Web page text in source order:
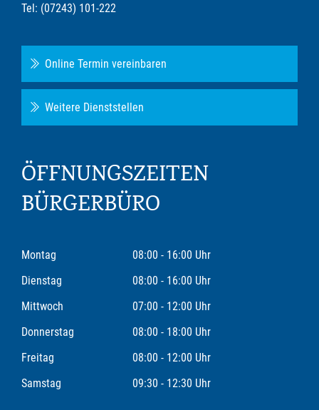
Tel: (07243) 101-222
Online Termin vereinbaren
Weitere Dienststellen
ÖFFNUNGSZEITEN
BÜRGERBÜRO
Montag
08:00 - 16:00 Uhr
Dienstag
08:00 - 16:00 Uhr
Mittwoch
07:00 - 12:00 Uhr
Donnerstag
08:00 - 18:00 Uhr
Freitag
08:00 - 12:00 Uhr
Samstag
09:30 - 12:30 Uhr